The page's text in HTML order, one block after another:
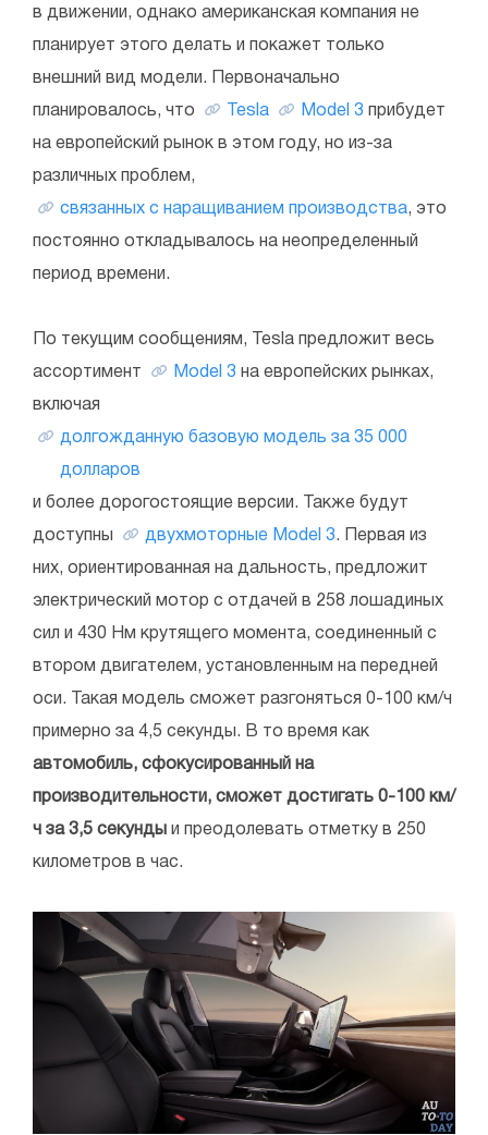
в движении, однако американская компания не
планирует этого делать и покажет только
внешний вид модели. Первоначально
планировалось, что Tesla Model 3 прибудет
на европейский рынок в этом году, но из-за
различных проблем,
связанных с наращиванием производства, это
постоянно откладывалось на неопределенный
период времени.
По текущим сообщениям, Tesla предложит весь
ассортимент Model 3 на европейских рынках,
включая
долгожданную базовую модель за 35 000
долларов
и более дорогостоящие версии. Также будут
доступны двухмоторные Model 3. Первая из
них, ориентированная на дальность, предложит
электрический мотор с отдачей в 258 лошадиных
сил и 430 Нм крутящего момента, соединенный с
втором двигателем, установленным на передней
оси. Такая модель сможет разгоняться 0-100 км/ч
примерно за 4,5 секунды. В то время как
автомобиль, сфокусированный на
производительности, сможет достигать 0-100 км/
ч за 3,5 секунды и преодолевать отметку в 250
километров в час.